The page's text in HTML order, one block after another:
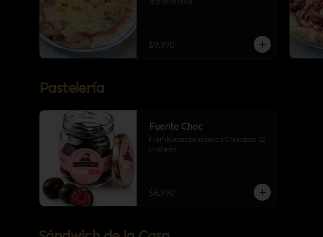
$9.990
Pastelería
Fuente Choc
Frambuesas bañadas en Chocolate 12
unidades
$6.990